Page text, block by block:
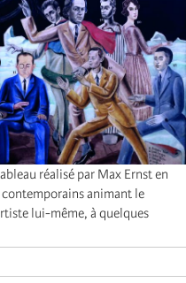
réalisé par Max Ernst en
animant le
lui-même, à quelques